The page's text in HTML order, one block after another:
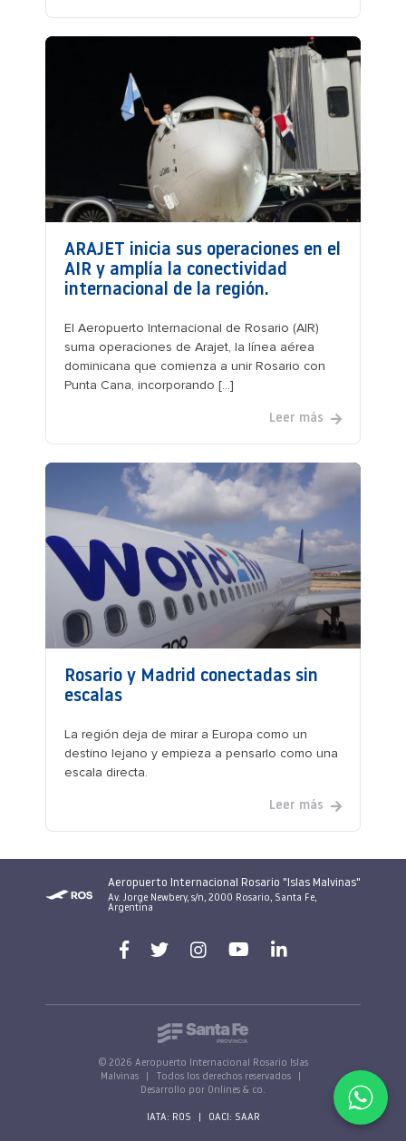
ARAJET inicia sus operaciones en el
AIR y amplía la conectividad
internacional de la región.
El Aeropuerto Internacional de Rosario (AIR)
suma operaciones de Arajet, la línea aérea
dominicana que comienza a unir Rosario con
Punta Cana, incorporando [...]
Leer más
Rosario y Madrid conectadas sin
escalas
La región deja de mirar a Europa como un
destino lejano y empieza a pensarlo como una
escala directa.
Leer más
Aeropuerto Internacional Rosario "Islas Malvinas"
Av. Jorge Newbery, s/n, 2000 Rosario, Santa Fe,
Argentina
© 2026 Aeropuerto Internacional Rosario Islas
Malvinas
Todos los derechos reservados
Desarrollo por Onlines & co.
IATA: ROS OACI: SAAR